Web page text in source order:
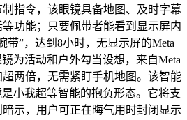
指令，该眼镜具备地图、及时字幕
功能；只要佩带者能看到显示屏内
带”，达到8小时，无显示屏的Meta
镜为活动和户外勾当设想，来自Meta
两倍，无需紧盯手机地图。该智能
小我超等智能的抱负形态。它将支
示，用户可正在晦气用时封闭显示